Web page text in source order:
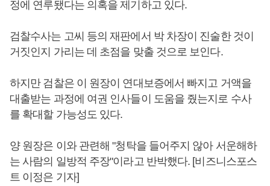
정에 연루됐다는 의혹을 제기하고 있다.
검찰수사는 고씨 등의 재판에서 박 차장이 진술한 것이
거짓인지 가리는 데 초점을 맞출 것으로 보인다.
하지만 검찰은 이 원장이 연대보증에서 빠지고 거액을
대출받는 과정에 여권 인사들이 도움을 줬는지로 수사
를 확대할 가능성도 있다.
양 원장은 이와 관련해 "청탁을 들어주지 않아 서운해하
는 사람의 일방적 주장"이라고 반박했다. [비즈니스포스
트 이정은 기자]